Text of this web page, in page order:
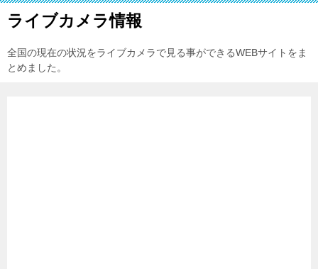
ライブカメラ情報
全国の現在の状況をライブカメラで見る事ができるWEBサイトをま
とめました。